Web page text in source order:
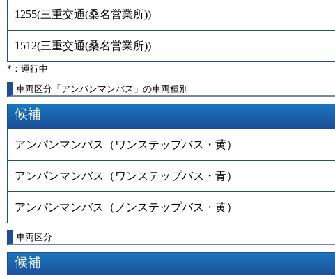
1255(三重交通(桑名営業所))
1512(三重交通(桑名営業所))
*：運行中
車両区分「アンパンマンバス」の車両種別
候補
アンパンマンバス（ワンステップバス・黄）
アンパンマンバス（ワンステップバス・青）
アンパンマンバス（ノンステップバス・黄）
車両区分
候補